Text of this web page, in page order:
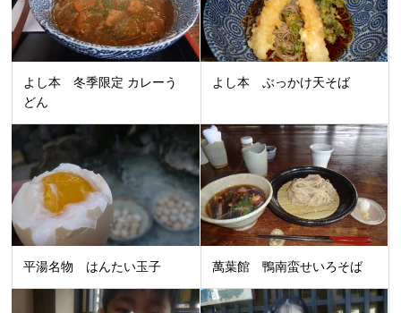
よし本 冬季限定 カレーう
どん
よし本 ぶっかけ天そば
平湯名物 はんたい玉子 萬葉館 鴨南蛮せいろそば